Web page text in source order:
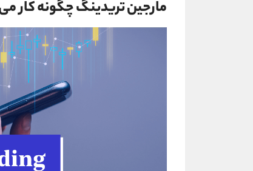
مارجین تریدینگ چگونه کار